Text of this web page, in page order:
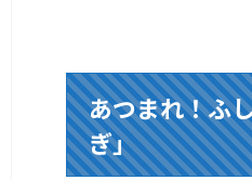
あつまれ！ふ
ぎ」